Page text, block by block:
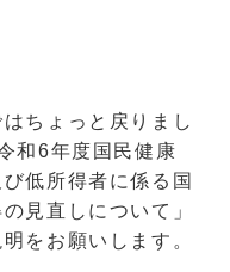
ちょっと戻りまし
和6年度国民健康
低所得者に係る国
見直しについて」
をお願いします。